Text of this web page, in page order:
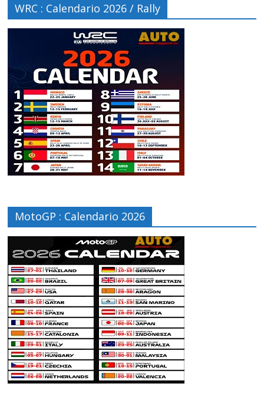
WRC : Calendario 2026 / Rally
MotoGP : Calendario 2026